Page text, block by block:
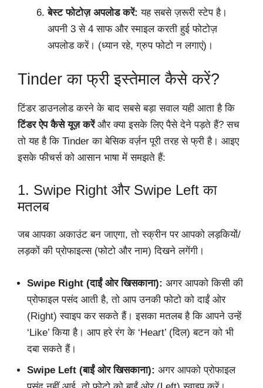
बेस्ट फोटोज़ अपलोड करें: यह सबसे ज़रूरी स्टेप है।
अपनी 3 से 4 साफ और स्माइल करती हुई फोटोज़
अपलोड करें। (ध्यान रहे, ग्रुप फोटो न लगाएं)।
Tinder का फ्री इस्तेमाल कैसे करें?
टिंडर डाउनलोड करने के बाद सबसे बड़ा सवाल यही आता है कि
टिंडर ऐप कैसे यूज़ करेंऔर क्या इसके लिए पैसे देने पड़ते हैं? सच
तो यह है कि Tinder का बेसिक वर्ज़न पूरी तरह से फ्री है। आइए
इसके फीचर्स को आसान भाषा में समझते हैं:
1. Swipe Right और Swipe Left का
मतलब
जब आपका अकाउंट बन जाएगा, तो स्क्रीन पर आपको लड़कियों/
लड़कों की प्रोफाइल्स (फोटो और नाम) दिखने लगेंगी।
Swipe Right (दाईं ओर खिसकाना): अगर आपको किसी की
प्रोफाइल पसंद आती है, तो आप उनकी फोटो को दाईं ओर
(Right) स्वाइप कर सकते हैं। इसका मतलब है कि आपने उन्हें
‘Like’ किया है। आप हरे रंग के ‘Heart’ (दिल) बटन को भी
दबा सकते हैं।
Swipe Left (बाईं ओर खिसकाना): अगर आपको प्रोफाइल